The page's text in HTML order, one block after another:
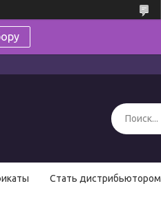
Стать дистрибьютором